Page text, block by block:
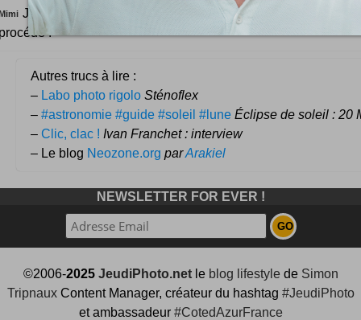
Je connais des garçons polissons qui seraient bien
!
Autres trucs à lire :
– Labo photo rigolo Sténoflex
– #astronomie #guide #soleil #lune Éclipse de soleil : 20
– Clic, clac ! Ivan Franchet : interview
– Le blog Neozone.org parArakiel
NEWSLETTER FOR EVER !
©2006-2025 JeudiPhoto.netle blog lifestylede Simon
TripnauxContent Manager, créateur du hashtag #JeudiPhoto
et ambassadeur #CotedAzurFrance